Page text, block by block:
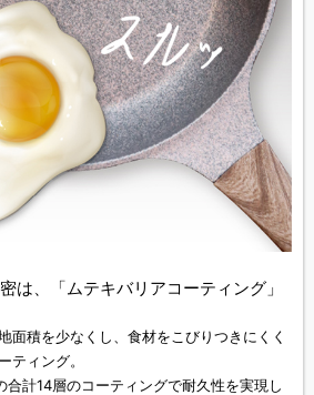
は、「ムテキバリアコーティング」
面積を少なくし、食材をこびりつきにくく
ティング。
合計14層のコーティングで耐久性を実現し